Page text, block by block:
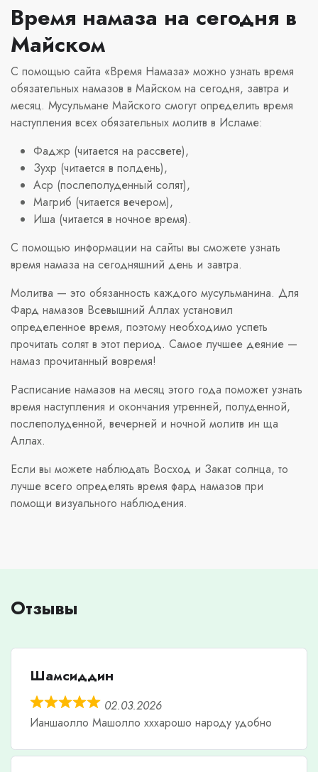
Время намаза на сегодня в
Майском
С помощью сайта «Время Намаза» можно узнать время
обязательных намазов в Майском на сегодня, завтра и
месяц. Мусульмане Майского смогут определить время
наступления всех обязательных молитв в Исламе:
Фаджр (читается на рассвете),
Зухр (читается в полдень),
Аср (послеполуденный солят),
Магриб (читается вечером),
Иша (читается в ночное время).
С помощью информации на сайты вы сможете узнать
время намаза на сегодняшний день и завтра.
Молитва — это обязанность каждого мусульманина. Для
Фард намазов Всевышний Аллах установил
определенное время, поэтому необходимо успеть
прочитать солят в этот период. Самое лучшее деяние —
намаз прочитанный вовремя!
Расписание намазов на месяц этого года поможет узнать
время наступления и окончания утренней, полуденной,
послеполуденной, вечерней и ночной молитв ин ща
Аллах.
Если вы можете наблюдать Восход и Закат солнца, то
лучше всего определять время фард намазов при
помощи визуального наблюдения.
Отзывы
Шамсиддин
02.03.2026
Ианшаолло Машолло хххарошо народу удобно